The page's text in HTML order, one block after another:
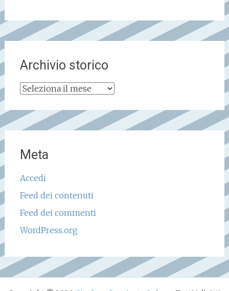
Archivio storico
Archivio
Meta
Accedi
Feed dei contenuti
Feed dei commenti
WordPress.org